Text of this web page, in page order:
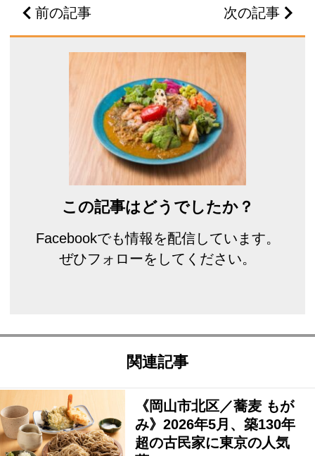
前の記事 次の記事
この記事はどうでしたか？
Facebookでも情報を配信しています。
ぜひフォローをしてください。
関連記事
《岡山市北区／蕎麦 もが
み》2026年5月、築130年
超の古民家に東京の人気